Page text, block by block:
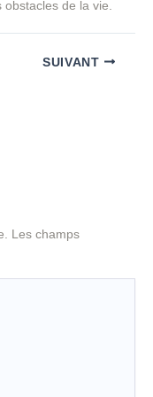
de la vie.
SUIVANT
Les champs